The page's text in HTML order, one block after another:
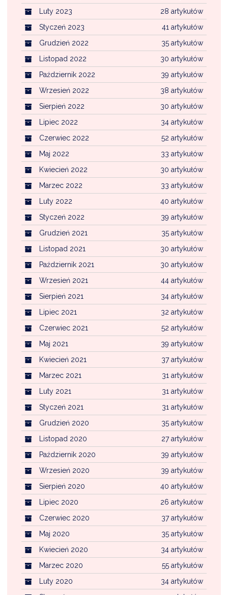
28 artykułów
Luty 2023
41 artykułów
Styczeń 2023
35 artykułów
Grudzień 2022
30 artykułów
Listopad 2022
39 artykułów
Październik 2022
38 artykułów
Wrzesień 2022
30 artykułów
Sierpień 2022
34 artykułów
Lipiec 2022
52 artykułów
Czerwiec 2022
33 artykułów
Maj 2022
30 artykułów
Kwiecień 2022
33 artykułów
Marzec 2022
40 artykułów
Luty 2022
39 artykułów
Styczeń 2022
35 artykułów
Grudzień 2021
30 artykułów
Listopad 2021
30 artykułów
Październik 2021
44 artykułów
Wrzesień 2021
34 artykułów
Sierpień 2021
32 artykułów
Lipiec 2021
52 artykułów
Czerwiec 2021
39 artykułów
Maj 2021
37 artykułów
Kwiecień 2021
31 artykułów
Marzec 2021
31 artykułów
Luty 2021
31 artykułów
Styczeń 2021
35 artykułów
Grudzień 2020
27 artykułów
Listopad 2020
39 artykułów
Październik 2020
39 artykułów
Wrzesień 2020
40 artykułów
Sierpień 2020
26 artykułów
Lipiec 2020
37 artykułów
Czerwiec 2020
35 artykułów
Maj 2020
34 artykułów
Kwiecień 2020
55 artykułów
Marzec 2020
34 artykułów
Luty 2020